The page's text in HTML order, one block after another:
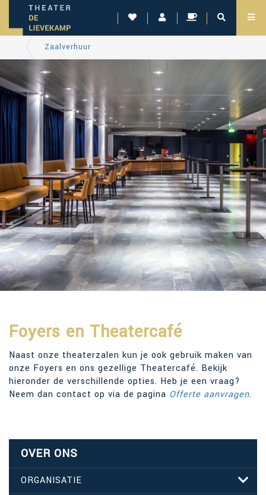
Zaalverhuur
Foyers en Theatercafé
Naast onze theaterzalen kun je ook gebruik maken van
onze Foyers en ons gezellige Theatercafé. Bekijk
hieronder de verschillende opties. Heb je een vraag?
Neem dan contact op via de pagina Offerte aanvragen.
OVER ONS
ORGANISATIE